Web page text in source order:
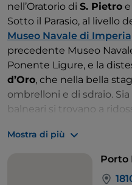
nell’Oratorio di S. Pietro
Sotto il Parasio, al livello
Museo Navale di Imperia
precedente Museo
Ponente Ligure, e la
d’Oro, che nella bella
ombrelloni e di sdraio.
balneari si trovano a
passeggiare sino al faro
è il punto migliore per
Mostra di più
Porto